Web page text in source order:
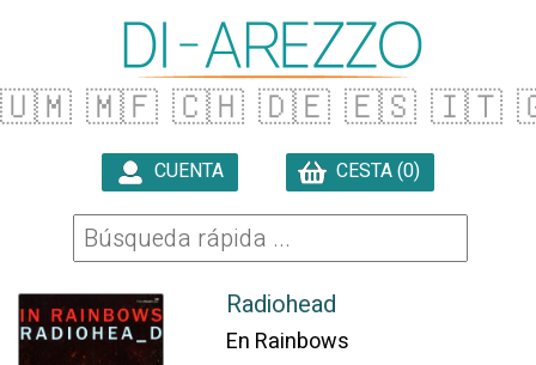
🇺🇲 🇲🇫 🇨🇭 🇩🇪 🇪🇸 🇮🇹
CUENTA CESTA (0)
Radiohead
En Rainbows